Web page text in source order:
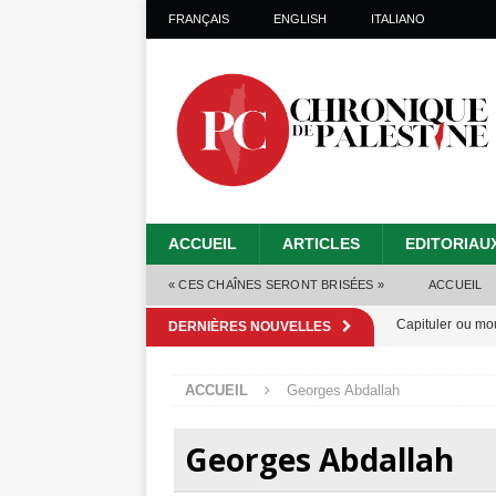
FRANÇAIS ENGLISH ITALIANO
ACCUEIL ARTICLES
« CES CHAÎNES SERONT BRISÉES » ACCUEIL
DERNIÈRES NOUVELLES Capituler ou
Mille jours de
Alors que
ACCUEIL Georges Abdallah
Georges Abdallah